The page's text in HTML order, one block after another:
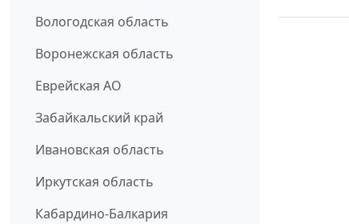
Вологодская область
Воронежская область
Еврейская АО
Забайкальский край
Ивановская область
Иркутская область
Кабардино-Балкария